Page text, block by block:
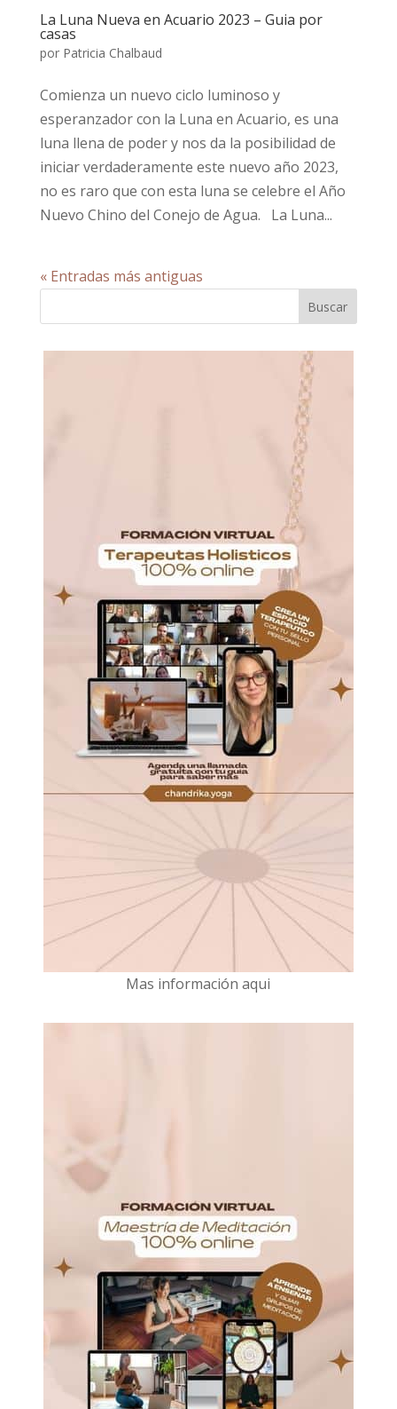
La Luna Nueva en Acuario 2023 – Guia por
casas
por Patricia Chalbaud
Comienza un nuevo ciclo luminoso y
esperanzador con la Luna en Acuario, es una
luna llena de poder y nos da la posibilidad de
iniciar verdaderamente este nuevo año 2023,
no es raro que con esta luna se celebre el Año
Nuevo Chino del Conejo de Agua. La Luna...
« Entradas más antiguas
Mas información aqui